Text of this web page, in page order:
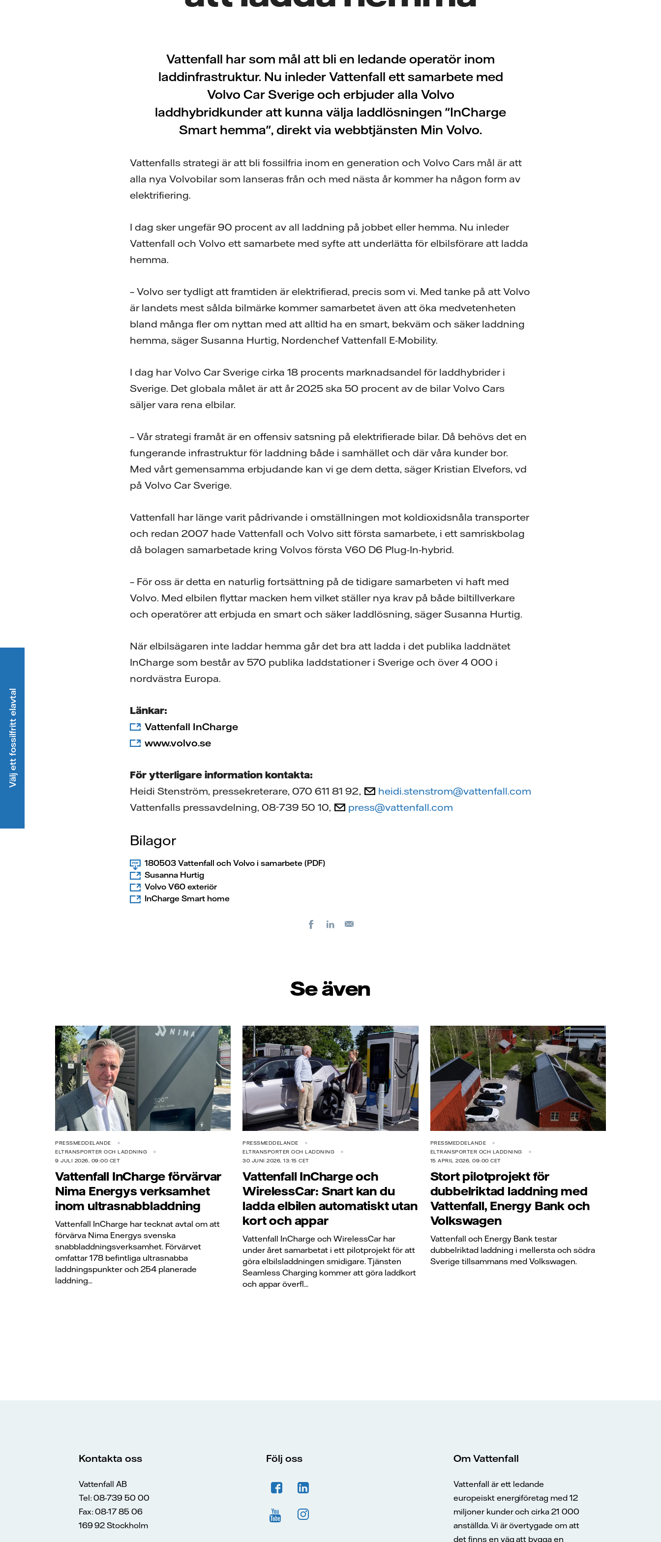
Vattenfall har som mål att bli en ledande operatör inom
laddinfrastruktur. Nu inleder Vattenfall ett samarbete med
Volvo Car Sverige och erbjuder alla Volvo
laddhybridkunder att kunna välja laddlösningen "InCharge
Smart hemma", direkt via webbtjänsten Min Volvo.
Vattenfalls strategi är att bli fossilfria inom en generation och Volvo Cars mål är att
alla nya Volvobilar som lanseras från och med nästa år kommer ha någon form av
elektrifiering.
I dag sker ungefär 90 procent av all laddning på jobbet eller hemma. Nu inleder
Vattenfall och Volvo ett samarbete med syfte att underlätta för elbilsförare att ladda
hemma.
– Volvo ser tydligt att framtiden är elektrifierad, precis som vi. Med tanke på att Volvo
är landets mest sålda bilmärke kommer samarbetet även att öka medvetenheten
bland många fler om nyttan med att alltid ha en smart, bekväm och säker laddning
hemma, säger Susanna Hurtig, Nordenchef Vattenfall E-Mobility.
I dag har Volvo Car Sverige cirka 18 procents marknadsandel för laddhybrider i
Sverige. Det globala målet är att år 2025 ska 50 procent av de bilar Volvo Cars
säljer vara rena elbilar.
– Vår strategi framåt är en offensiv satsning på elektrifierade bilar. Då behövs det en
fungerande infrastruktur för laddning både i samhället och där våra kunder bor.
Med vårt gemensamma erbjudande kan vi ge dem detta, säger Kristian Elvefors, vd
på Volvo Car Sverige.
Vattenfall har länge varit pådrivande i omställningen mot koldioxidsnåla transporter
och redan 2007 hade Vattenfall och Volvo sitt första samarbete, i ett samriskbolag
då bolagen samarbetade kring Volvos första V60 D6 Plug-In-hybrid.
– För oss är detta en naturlig fortsättning på de tidigare samarbeten vi haft med
Volvo. Med elbilen flyttar macken hem vilket ställer nya krav på både biltillverkare
och operatörer att erbjuda en smart och säker laddlösning, säger Susanna Hurtig.
När elbilsägaren inte laddar hemma går det bra att ladda i det publika laddnätet
InCharge som består av 570 publika laddstationer i Sverige och över 4 000 i
nordvästra Europa.
Länkar:
Vattenfall InCharge
www.volvo.se
För ytterligare information kontakta:
Heidi Stenström, pressekreterare, 070 611 81 92,
heidi.stenstrom@vattenfall.com
Vattenfalls pressavdelning, 08-739 50 10,
press@vattenfall.com
Bilagor
180503 Vattenfall och Volvo i samarbete (PDF)
Susanna Hurtig
Volvo V60 exteriör
InCharge Smart home
FacebookLinkedIn
Se även
PRESSMEDDELANDE
ELTRANSPORTER OCH LADDNING
9 JULI 2026, 09:00 CET
Vattenfall InCharge förvärvar
Nima Energys verksamhet
inom ultrasnabbladdning
Vattenfall InCharge har tecknat avtal om att
förvärva Nima Energys svenska
snabbladdningsverksamhet. Förvärvet
omfattar 178 befintliga ultrasnabba
laddningspunkter och 254 planerade
laddning...
PRESSMEDDELANDE
ELTRANSPORTER OCH LADDNING
30 JUNI 2026, 13:15 CET
Vattenfall InCharge och
WirelessCar: Snart kan du
ladda elbilen automatiskt utan
kort och appar
Vattenfall InCharge och WirelessCar har
under året samarbetat i ett pilotprojekt för att
göra elbilsladdningen smidigare. Tjänsten
Seamless Charging kommer att göra laddkort
och appar överfl...
PRESSMEDDELANDE
ELTRANSPORTER OCH LADDNING
15 APRIL 2026, 09:00 CET
Stort pilotprojekt för
dubbelriktad laddning med
Vattenfall, Energy Bank och
Volkswagen
Vattenfall och Energy Bank testar
dubbelriktad laddning i mellersta och södra
Sverige tillsammans med Volkswagen.
Välj ett fossilfritt elavtal
Kontakta oss
Vattenfall AB
Tel: 08-739 50 00
Fax: 08-17 85 06
169 92 Stockholm
Följ oss Om Vattenfall
Vattenfall är ett ledande
europeiskt energiföretag med 12
miljoner kunder och cirka 21 000
anställda. Vi är övertygade om att
det finns en väg att bygga en